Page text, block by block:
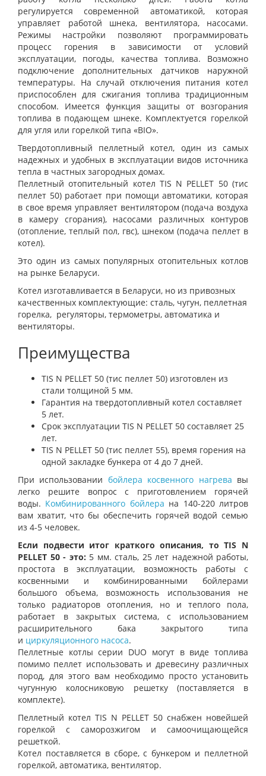
регулируется современной автоматикой, которая
управляет работой шнека, вентилятора, насосами.
Режимы настройки позволяют программировать
процесс горения в зависимости от условий
эксплуатации, погоды, качества топлива. Возможно
подключение дополнительных датчиков наружной
температуры. На случай отключения питания котел
приспособлен для сжигания топлива традиционным
способом. Имеется функция защиты от возгорания
топлива в подающем шнеке. Комплектуется горелкой
для угля или горелкой типа «BIO».
Твердотопливный пеллетный котел, один из самых
надежных и удобных в эксплуатации видов источника
тепла в частных загородных домах.
Пеллетный отопительный котел TIS N PELLET 50(тис
пеллет 50) работает при помощи автоматики, которая
в свое время управляет вентилятором (подача воздуха
в камеру сгорания), насосами различных контуров
(отопление, теплый пол, гвс), шнеком (подача пеллет в
котел).
Это один из самых популярных отопительных котлов
на рынке Беларуси.
Котел изготавливается в Беларуси, но из привозных
качественных комплектующие: сталь, чугун, пеллетная
горелка, регуляторы, термометры, автоматика и
вентиляторы.
Преимущества
TIS N PELLET 50 (тис пеллет 50) изготовлен из
стали толщиной 5 мм.
Гарантия на твердотопливный котел составляет
5 лет.
Срок эксплуатации TIS N PELLET 50 составляет 25
лет.
TIS N PELLET 50 (тис пеллет 55), время горения на
одной закладке бункера от 4 до 7 дней.
При использовании бойлера косвенного нагрева вы
легко решите вопрос с приготовлением горячей
воды. Комбинированного бойлера на 140-220 литров
вам хватит, что бы обеспечить горячей водой семью
из 4-5 человек.
Если подвести итог краткого описания, то TIS N
PELLET 50 - это: 5 мм. сталь, 25 лет надежной работы,
простота в эксплуатации, возможность работы с
косвенными и комбинированными бойлерами
большого объема, возможность использования не
только радиаторов отопления, но и теплого пола,
работает в закрытых система, с использованием
расширительного бака закрытого типа
и циркуляционного насоса.
Пеллетные котлы серии DUO могут в виде топлива
помимо пеллет использовать и древесину различных
пород, для этого вам необходимо просто установить
чугунную колосниковую решетку (поставляется в
комплекте).
Пеллетный котел TIS N PELLET 50 снабжен новейшей
горелкой с саморозжигом и самоочищающейся
решеткой.
Котел поставляется в сборе, с бункером и пеллетной
горелкой, автоматика, вентилятор.